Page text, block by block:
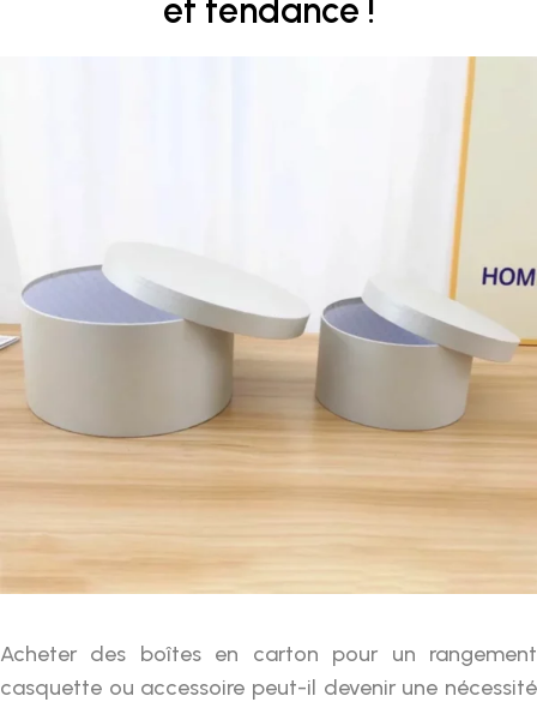
et tendance !
Acheter des boîtes en carton pour un rangement
casquette ou accessoire peut-il devenir une nécessité